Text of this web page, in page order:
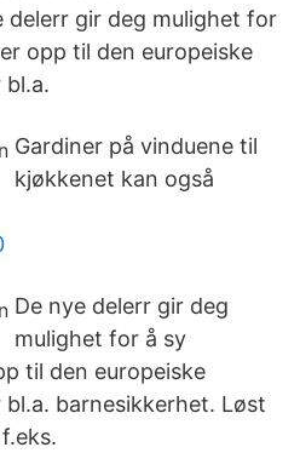
delerr gir deg mulighet for
opp til den europeiske
bl.a.
Gardiner på vinduene til
kjøkkenet kan også
De nye delerr gir deg
mulighet for å sy
til den europeiske
barnesikkerhet. Løst